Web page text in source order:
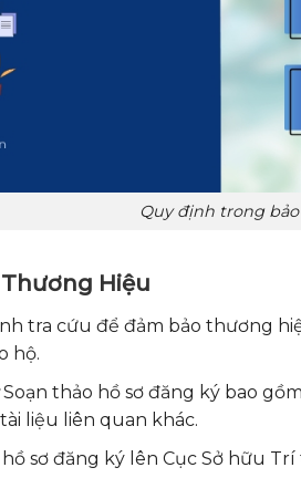
Quy định trong
Hiệu
tra cứu để đảm bảo thương
hộ.
thảo hồ sơ đăng ký bao
liệu liên quan khác.
sơ đăng ký lên Cục Sở hữu Trí